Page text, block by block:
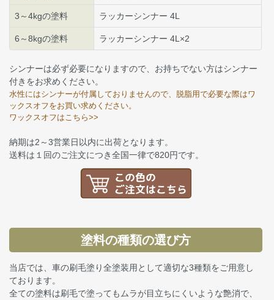
3～4kgの塗料 ラッカーシンナー 4L
6～8kgの塗料 ラッカーシンナー 4L×2
シンナーは必ず必要になりますので、お持ちでない方はシンナー
付きをお求めください。
水性にはシンナーが付属しておりませんので、脱脂用で必要な際はワ
ックスオフをお買い求めください。
ワックスオフはこちら>>
納期は2～3営業日以内に出荷となります。
送料は１回のご注文につき全国一律で820円です。
塗料の種類の選び方
当店では、車の刷毛塗り全塗装用として適切な3種類をご用意し
ております。
全ての塗料は刷毛で塗ってもムラが目立ちにくいような艶消で、